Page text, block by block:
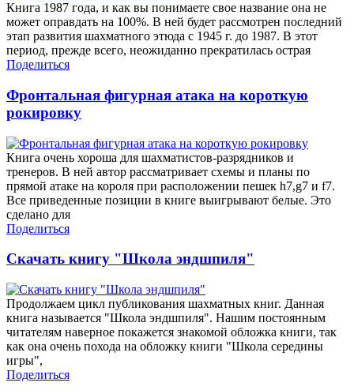
Книга 1987 года, и как вы понимаете свое название она не
может оправдать на 100%. В ней будет рассмотрен последний
этап развития шахматного этюда с 1945 г. до 1987. В этот
период, прежде всего, неожиданно прекратилась острая
Поделиться
Фронтальная фигурная атака на короткую
рокировку
Книга очень хороша для шахматистов-разрядников и
тренеров. В ней автор рассматривает схемы и планы по
прямой атаке на короля при расположении пешек h7,g7 и f7.
Все приведенные позиции в книге выигрывают белые. Это
сделано для
Поделиться
Скачать книгу "Школа эндшпиля"
Продолжаем цикл публикования шахматных книг. Данная
книга называется "Школа эндшпиля". Нашим постоянным
читателям наверное покажется знакомой обложка книги, так
как она очень похода на обложку книги "Школа середины
игры",
Поделиться